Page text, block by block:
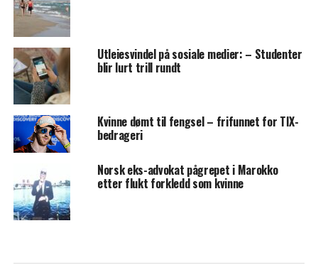
Utleiesvindel på sosiale medier: – Studenter
blir lurt trill rundt
Kvinne dømt til fengsel – frifunnet for TIX-
bedrageri
Norsk eks-advokat pågrepet i Marokko
etter flukt forkledd som kvinne